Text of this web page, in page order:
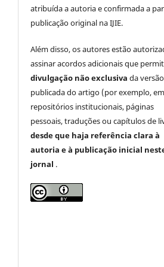
atribuída a autoria e confirmada a
publicação original na IJIE.
Além disso, os autores estão
assinar acordos adicionais que
divulgação não exclusiva da versão
publicada do artigo (por exemplo, em
repositórios institucionais, páginas
pessoais, traduções ou capítulos de
desde que haja referência clara à
autoria e à publicação inicial
jornal .